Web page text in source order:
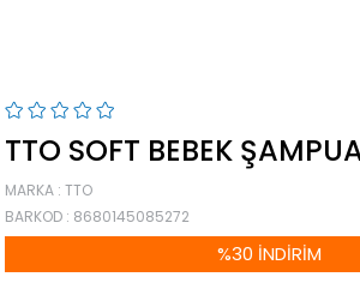
TTO SOFT BEBEK
MARKA : TTO
BARKOD : 8680145085272
%30 İNDIRIM